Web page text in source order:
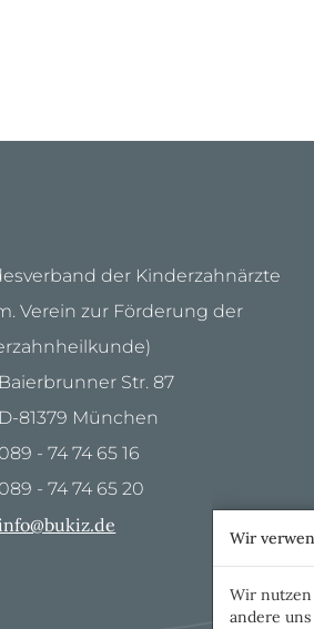
der Kinderzahnärzte
Verein zur Förderung der
Baierbrunner Str. 87
D-81379 München
089 - 74 74 65 16
089 - 74 74 65 20
Wir
Wir nutzen
andere